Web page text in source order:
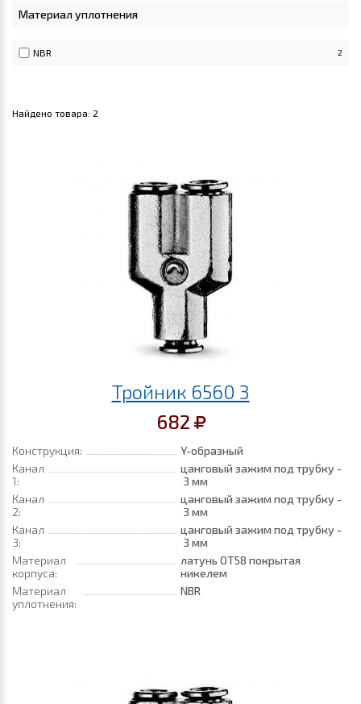
Материал уплотнения
NBR 2
Найдено товара: 2
Тройник 6560 3
682
Конструкция:
Y-образный
Канал
1:
цанговый зажим под трубку -
3 мм
Канал
2:
цанговый зажим под трубку -
3 мм
Канал
3:
цанговый зажим под трубку -
3 мм
Материал
корпуса:
латунь ОТ58 покрытая
никелем
Материал
уплотнения:
NBR